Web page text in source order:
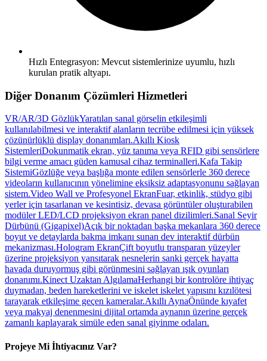
Hızlı Entegrasyon: Mevcut sistemlerinize uyumlu, hızlı
kurulan pratik altyapı.
Diğer Donanım Çözümleri Hizmetleri
VR/AR/3D GözlükYaratılan sanal görselin etkileşimli
kullanılabilmesi ve interaktif alanların tecrübe edilmesi için yüksek
çözünürlüklü display donanımları.Akıllı Kiosk
SistemleriDokunmatik ekran, yüz tanıma veya RFID gibi sensörlere
bilgi verme amacı güden kamusal cihaz terminalleri.Kafa Takip
SistemiGözlüğe veya başlığa monte edilen sensörlerle 360 derece
videoların kullanıcının yönelimine eksiksiz adaptasyonunu sağlayan
sistem.Video Wall ve Profesyonel EkranFuar, etkinlik, stüdyo gibi
yerler için tasarlanan ve kesintisiz, devasa görüntüler oluşturabilen
modüler LED/LCD projeksiyon ekran panel dizilimleri.Sanal Seyir
Dürbünü (Gigapixel)Açık bir noktadan başka mekanlara 360 derece
boyut ve detaylarda bakma imkanı sunan dev interaktif dürbün
mekanizması.Hologram EkranÇift boyutlu transparan yüzeyler
üzerine projeksiyon yansıtarak nesnelerin sanki gerçek hayatta
havada duruyormuş gibi görünmesini sağlayan ışık oyunları
donanımı.Kinect Uzaktan AlgılamaHerhangi bir kontrolöre ihtiyaç
duymadan, beden hareketlerini ve iskelet iskelet yapısını kızılötesi
tarayarak etkileşime geçen kameralar.Akıllı AynaÖnünde kıyafet
veya makyaj denenmesini dijital ortamda aynanın üzerine gerçek
zamanlı kaplayarak simüle eden sanal giyinme odaları.
Projeye Mi İhtiyacınız Var?